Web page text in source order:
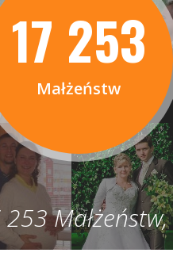
17 253
Małżeństw
253